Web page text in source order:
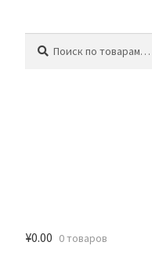
¥0.00 0 товаров